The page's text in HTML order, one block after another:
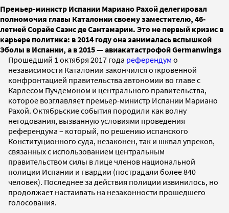
Премьер-министр Испании Мариано Рахой делегировал
полномочия главы Каталонии своему заместителю, 46-
летней Сорайе Саэнс де Сантамарии. Это не первый кризис в
карьере политика: в 2014 году она занималась вспышкой
Эболы в Испании, а в 2015 — авиакатастрофой Germanwings
Прошедший 1 октября 2017 года референдум о
независимости Каталонии закончился откровенной
конфронтацией правительства автономии во главе с
Карлесом Пучдемоном и центрального правительства,
которое возглавляет премьер-министр Испании Мариано
Рахой. Октябрьские события породили как волну
негодования, вызванную условиями проведения
референдума – который, по решению испанского
Конституционного суда, незаконен, так и шквал упреков,
связанных с использованием центральным
правительством силы в лице членов национальной
полиции Испании и гвардии (пострадали более 840
человек). Последнее за действия полиции извинилось, но
продолжает настаивать на незаконности прошедшего
голосования.